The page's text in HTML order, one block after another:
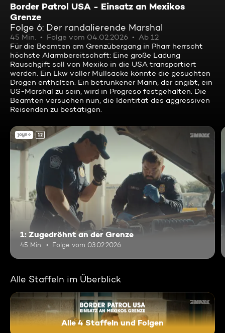
Border Patrol USA - Einsatz an Mexikos
Grenze
Folge 6: Der randalierende Marshal
45 Min. Folge vom 04.02.2026
Ab 12
Für die Beamten am Grenzübergang in Pharr herrscht
höchste Alarmbereitschaft: Eine große Ladung
Rauschgift soll von Mexiko in die USA transportiert
werden. Ein Lkw voller Müllsäcke könnte die gesuchten
Drogen enthalten. Ein betrunkener Mann, der angibt, ein
US-Marshal zu sein, wird in Progreso festgehalten. Die
Beamten versuchen nun, die Identität des aggressiven
Reisenden zu bestätigen.
12
1: Zugedröhnt an der Grenze
45 Min. Folge vom 03.02.2026
Alle Staffeln im Überblick
Alle 4 Staffeln und Folgen